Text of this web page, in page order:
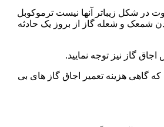
در شکل زیباتر آنها نیست ترموکوبل
شمعک و شعله گاز از بروز یک حادثه
گاز نیز توجه نمایید.
گاهی هزینه تعمیر اجاق گاز های بی